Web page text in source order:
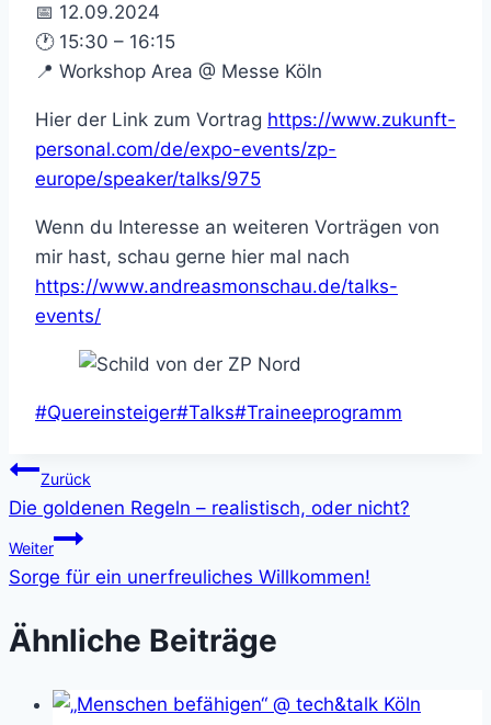
📅 12.09.2024
🕐 15:30 – 16:15
📍 Workshop Area @ Messe Köln
Hier der Link zum Vortrag https://www.zukunft-
personal.com/de/expo-events/zp-
europe/speaker/talks/975
Wenn du Interesse an weiteren Vorträgen von
mir hast, schau gerne hier mal nach
https://www.andreasmonschau.de/talks-
events/
Schlagworte:
#Quereinsteiger#Talks#Traineeprogramm
Beitragsnavigation
Zurück
Die goldenen Regeln – realistisch, oder nicht?
Weiter
Sorge für ein unerfreuliches Willkommen!
Ähnliche Beiträge